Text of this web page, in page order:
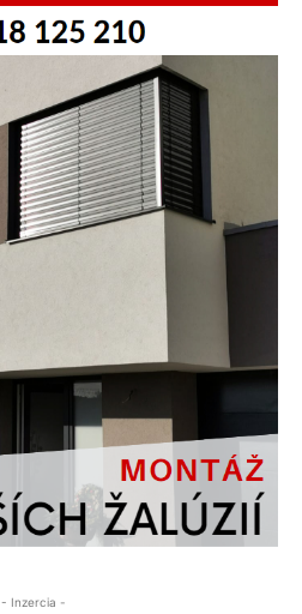
- Inzercia -